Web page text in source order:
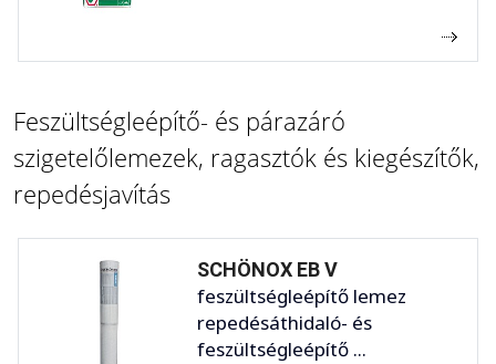
Feszültségleépítő- és párazáró
szigetelőlemezek, ragasztók és kiegészítők,
repedésjavítás
SCHÖNOX EB V
feszültségleépítő lemez
repedésáthidaló- és
feszültségleépítő ...